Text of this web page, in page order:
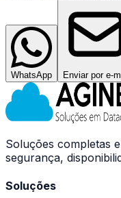
WhatsApp Enviar por e-
Soluções completas
segurança,
Soluções